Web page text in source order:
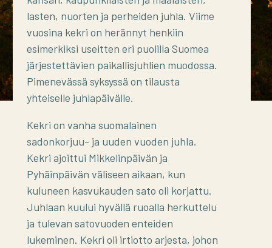
lasten, nuorten ja perheiden juhla. Viime
vuosina kekri on herännyt henkiin
esimerkiksi useitten eri puolilla Suomea
järjestettävien paikallisjuhlien muodossa.
Pimenevässä syksyssä on tilausta
yhteiselle juhlapäivälle.
Kekri on vanha suomalainen
sadonkorjuu- ja uuden vuoden juhla.
Kekri ajoittui Mikkelinpäivän ja
Pyhäinpäivän väliseen aikaan, kun
kuluneen kasvukauden sato oli korjattu.
Juhlaan kuului hyvällä ruoalla herkuttelu
ja tulevan satovuoden enteiden
lukeminen. Kekri oli irtiotto arjesta, johon